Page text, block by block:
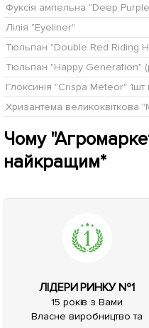
Лілія "Eyeliner"
Тюльпан "Double Red Riding
Глоксинія "Crispa Meteor" 1шт
Чому
найкращим*
ЛІДЕРИ РИНКУ №1
15 років з Вами
Власне виробництво та